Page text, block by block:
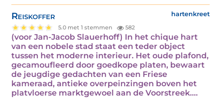
Reiskoffer hartenkreet
5.0 met 1 stemmen 582
(voor Jan-Jacob Slauerhoff) In het chique hart
van een nobele stad staat een teder object
tussen het moderne interieur. Het oude plafond,
gecamoufleerd door goedkope platen, bewaart
de jeugdige gedachten van een Friese
kameraad, antieke overpeinzingen boven het
platvloerse marktgewoel aan de Voorstreek.…